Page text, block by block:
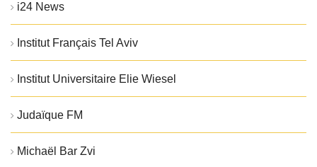
i24 News
Institut Français Tel Aviv
Institut Universitaire Elie Wiesel
Judaïque FM
Michaël Bar Zvi